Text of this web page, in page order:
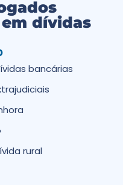
dívidas
bancárias
rural